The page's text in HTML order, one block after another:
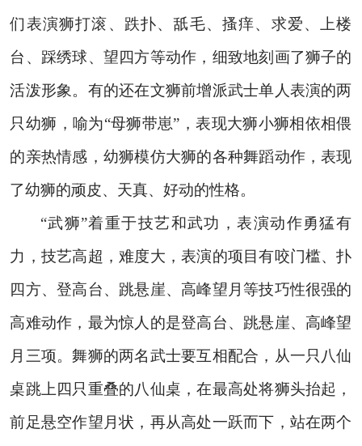
们表演狮打滚、跌扑、舐毛、搔痒、求爱、上楼
台、踩绣球、望四方等动作，细致地刻画了狮子的
活泼形象。有的还在文狮前增派武士单人表演的两
只幼狮，喻为“母狮带崽”，表现大狮小狮相依相偎
的亲热情感，幼狮模仿大狮的各种舞蹈动作，表现
了幼狮的顽皮、天真、好动的性格。
“武狮”着重于技艺和武功，表演动作勇猛有
力，技艺高超，难度大，表演的项目有咬门槛、扑
四方、登高台、跳悬崖、高峰望月等技巧性很强的
高难动作，最为惊人的是登高台、跳悬崖、高峰望
月三项。舞狮的两名武士要互相配合，从一只八仙
桌跳上四只重叠的八仙桌，在最高处将狮头抬起，
前足悬空作望月状，再从高处一跃而下，站在两个